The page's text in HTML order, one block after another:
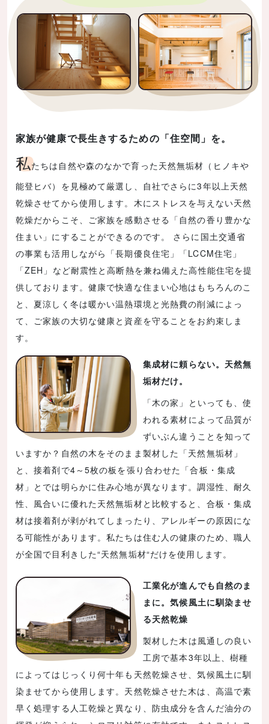
家族が健康で長生きするための「住空間」を。
私たちは自然や森のなかで育った天然無垢材（ヒノキや
能登ヒバ）を見極めて厳選し、自社でさらに3年以上天然
乾燥させてから使用します。木にストレスを与えない天然
乾燥だからこそ、ご家族を感動させる「自然の香り豊かな
住まい」にすることができるのです。 さらに国土交通省
の事業も活用しながら「長期優良住宅」「LCCM住宅」
「ZEH」など耐震性と高断熱を兼ね備えた高性能住宅を提
供しております。健康で快適な住まい心地はもちろんのこ
と、夏涼しく冬は暖かい温熱環境と光熱費の削減によっ
て、ご家族の大切な健康と資産を守ることをお約束しま
す。
集成材に頼らない。天然無
垢材だけ。
「木の家」といっても、使
われる素材によって品質が
ずいぶん違うことを知って
いますか？自然の木をそのまま製材した「天然無垢材」
と、接着剤で4～5枚の板を張り合わせた「合板・集成
材」とでは明らかに住み心地が異なります。調湿性、耐久
性、風合いに優れた天然無垢材と比較すると、合板・集成
材は接着剤が剥がれてしまったり、アレルギーの原因にな
る可能性があります。私たちは住む人の健康のため、職人
が全国で目利きした“天然無垢材“だけを使用します。
工業化が進んでも自然のま
まに。気候風土に馴染ませ
る天然乾燥
製材した木は風通しの良い
工房で基本3年以上、樹種
によってはじっくり何十年も天然乾燥させ、気候風土に馴
染ませてから使用します。天然乾燥させた木は、高温で素
早く処理する人工乾燥と異なり、防虫成分を含んだ油分の